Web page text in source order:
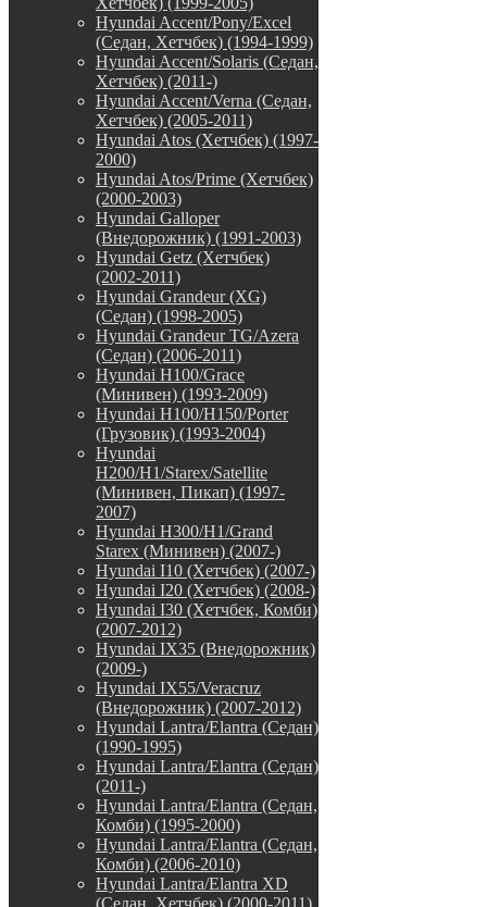
Hyundai Accent/Pony/Excel
(Седан, Хетчбек) (1994-1999)
Hyundai Accent/Solaris (Седан,
Хетчбек) (2011-)
Hyundai Accent/Verna (Седан,
Хетчбек) (2005-2011)
Hyundai Atos (Хетчбек) (1997-
2000)
Hyundai Atos/Prime (Хетчбек)
(2000-2003)
Hyundai Galloper
(Внедорожник) (1991-2003)
Hyundai Getz (Хетчбек)
(2002-2011)
Hyundai Grandeur (XG)
(Седан) (1998-2005)
Hyundai Grandeur TG/Azera
(Седан) (2006-2011)
Hyundai H100/Grace
(Минивен) (1993-2009)
Hyundai H100/H150/Porter
(Грузовик) (1993-2004)
Hyundai
H200/H1/Starex/Satellite
(Минивен, Пикап) (1997-
2007)
Hyundai H300/H1/Grand
Starex (Минивен) (2007-)
Hyundai I10 (Хетчбек) (2007-)
Hyundai I20 (Хетчбек) (2008-)
Hyundai I30 (Хетчбек, Комби)
(2007-2012)
Hyundai IX35 (Внедорожник)
(2009-)
Hyundai IX55/Veracruz
(Внедорожник) (2007-2012)
Hyundai Lantra/Elantra (Седан)
(1990-1995)
Hyundai Lantra/Elantra (Седан)
(2011-)
Hyundai Lantra/Elantra (Седан,
Комби) (1995-2000)
Hyundai Lantra/Elantra (Седан,
Комби) (2006-2010)
Hyundai Lantra/Elantra XD
(Седан, Хетчбек) (2000-2011)